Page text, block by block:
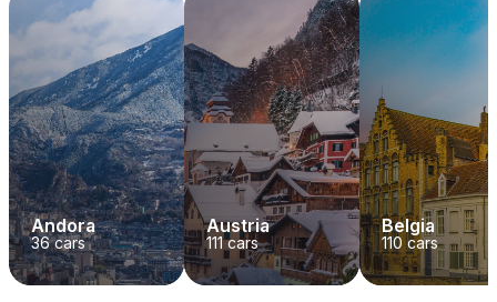
Andora
36cars
Austria
111cars
Belgia
110 cars